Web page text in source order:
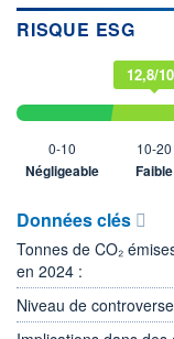
RISQUE ESG
0-10
Négligeable
12,8/
10-20
Faible
Données clés
Tonnes de CO₂
en 2024 :
Niveau de